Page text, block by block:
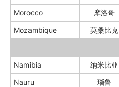
Morocco 摩洛哥
Mozambique
莫桑比克
Namibia 纳米比亚
Nauru
瑙鲁